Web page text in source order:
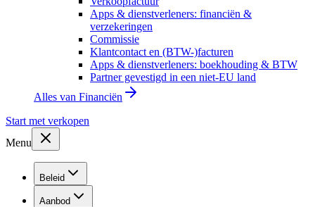
Apps & dienstverleners: financiën &
verzekeringen
Commissie
Klantcontact en (BTW-)facturen
Apps & dienstverleners: boekhouding & BTW
Partner gevestigd in een niet-EU land
Alles van Financiën
Start met verkopen
Menu
Beleid
Aanbod